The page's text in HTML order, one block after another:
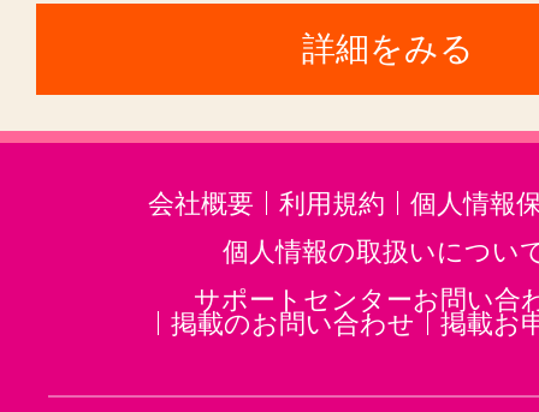
詳細をみる
会社概要 利用規約
個人情報
個人情報の取扱いについ
サポートセンターお問い合
掲載のお問い合わせ
掲載お